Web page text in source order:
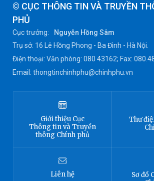
© CỤC THÔNG TIN VÀ TRUYỀN
PHỦ
Cục trưởng:
Nguyễn Hồng Sâm
Trụ sở: 16 Lê Hồng Phong - Ba Đình - Hà Nội.
Điện thoại: Văn phòng: 080 43162; Fax:
Email: thongtinchinhphu@chinhphu.vn
Giới thiệu Cục
Thông tinvà Truyền
thông Chính phủ
Thư
Liên hệ Sơ đồ